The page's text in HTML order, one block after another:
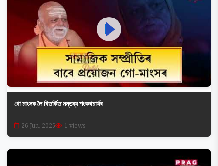
গো মাংসক লৈ বিতৰ্কিত মন্তব্য শংকৰাচাৰ্যৰ
26 Jun, 2025 1 views